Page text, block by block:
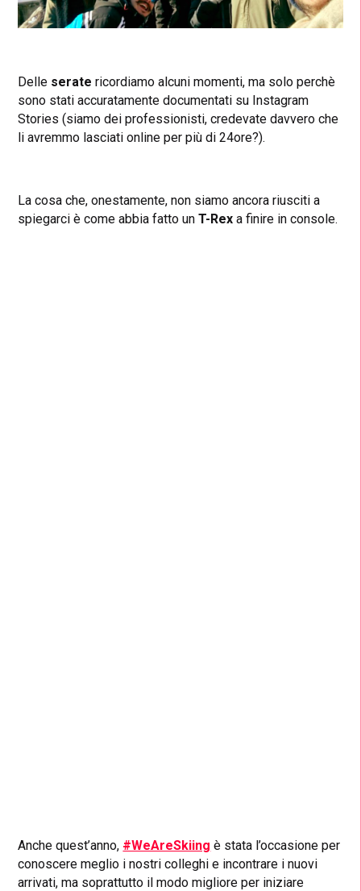
Delle serate ricordiamo alcuni momenti, ma solo perchè
sono stati accuratamente documentati su Instagram
Stories (siamo dei professionisti, credevate davvero che
li avremmo lasciati online per più di 24ore?).
La cosa che, onestamente, non siamo ancora riusciti a
spiegarci è come abbia fatto unT-Rex a finire in console.
Anche quest’anno, #WeAreSkiing è stata l’occasione per
conoscere meglio i nostri colleghi e incontrare i nuovi
arrivati, ma soprattutto il modo migliore per iniziare